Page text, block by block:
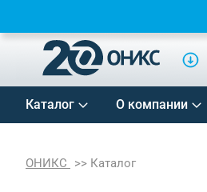
Каталог О компании
ОНИКС Каталог